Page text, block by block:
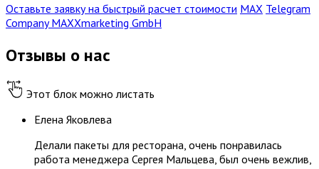
Оставьте заявку на быстрый расчет стоимости МАХ Telegram
Company MAXXmarketing GmbH
Отзывы о нас
Этот блок можно листать
Елена Яковлева
Делали пакеты для ресторана, очень понравилась
работа менеджера Сергея Мальцева, был очень вежлив,